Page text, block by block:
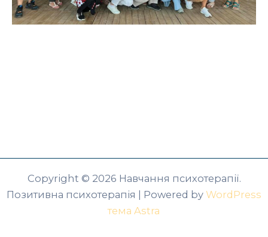
Copyright © 2026 Навчання психотерапії.
Позитивна психотерапія | Powered by WordPress
тема Astra